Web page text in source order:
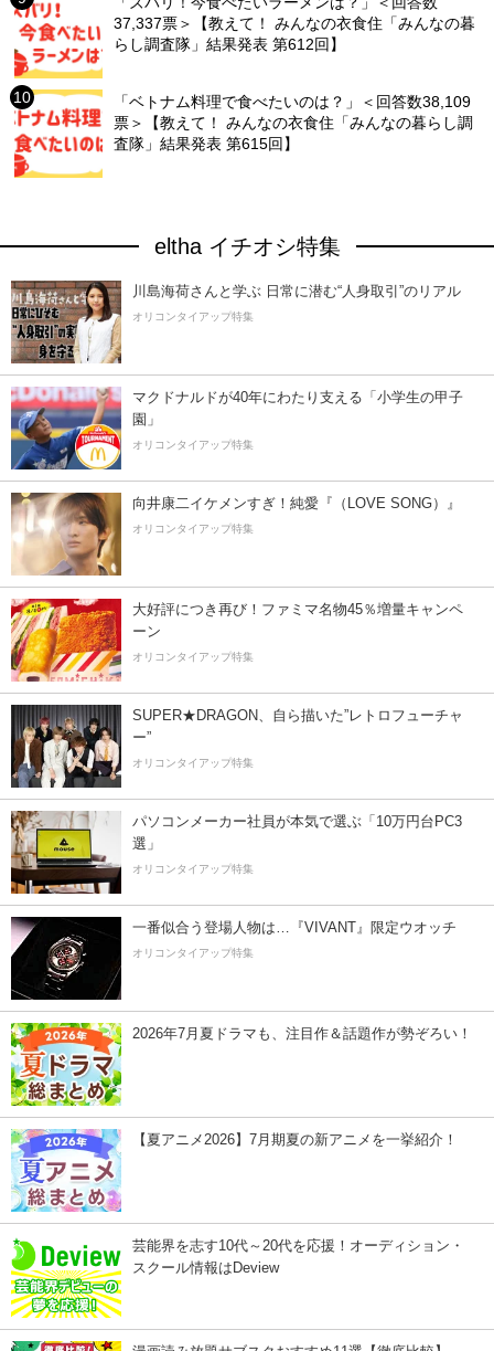
37,337票＞【教えて！ みんなの衣食住「みんなの暮
らし調査隊」結果発表 第612回】
「ベトナム料理で食べたいのは？」＜回答数38,109
票＞【教えて！ みんなの衣食住「みんなの暮らし調
査隊」結果発表 第615回】
eltha イチオシ特集
川島海荷さんと学ぶ 日常に潜む“人身取引”のリアル
オリコンタイアップ特集
マクドナルドが40年にわたり支える「小学生の甲子
園」
オリコンタイアップ特集
向井康二イケメンすぎ！純愛『（LOVE SONG）』
オリコンタイアップ特集
大好評につき再び！ファミマ名物45％増量キャンペ
ーン
オリコンタイアップ特集
SUPER★DRAGON、自ら描いた”レトロフューチャ
ー”
オリコンタイアップ特集
パソコンメーカー社員が本気で選ぶ「10万円台PC3
選」
オリコンタイアップ特集
一番似合う登場人物は…『VIVANT』限定ウオッチ
オリコンタイアップ特集
2026年7月夏ドラマも、注目作＆話題作が勢ぞろい！
【夏アニメ2026】7月期夏の新アニメを一挙紹介！
芸能界を志す10代～20代を応援！オーディション・
スクール情報はDeview